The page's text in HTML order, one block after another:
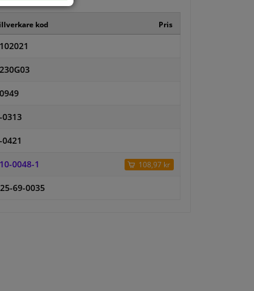
kod Pris
0313
0421
0048-1 108,97 kr
69-0035